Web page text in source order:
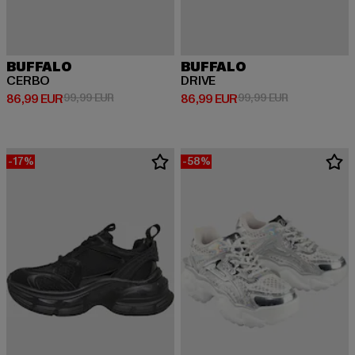
BUFFALO
CERBO
86,99 EUR
Derzeitiger Preis: 86,99 EUR
99,99 EURAktionspreis: 99,99 EUR
BUFFALO
DRIVE
86,99 EUR
Derzeitiger Preis: 86,99 EUR
99,99 EURAktionspreis:
-17% -58%